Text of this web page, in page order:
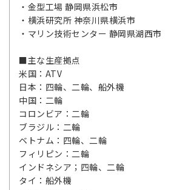
・金型工場 静岡県浜松市
・横浜研究所 神奈川県横浜市
・マリン技術センター 静岡県湖西市
■主な生産拠点
米国：ATV
日本：四輪、二輪、船外機
中国：二輪
コロンビア：二輪
ブラジル：二輪
ベトナム：四輪、二輪
フィリピン：二輪
インドネシア；四輪、二輪
タイ：船外機